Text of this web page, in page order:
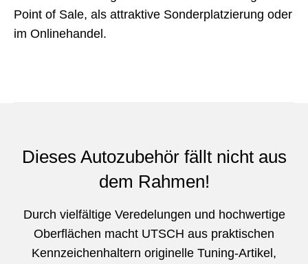
Point of Sale, als attraktive Sonderplatzierung oder
im Onlinehandel.
Dieses Autozubehör fällt nicht aus
dem Rahmen!
Durch vielfältige Veredelungen und hochwertige
Oberflächen macht UTSCH aus praktischen
Kennzeichenhaltern originelle Tuning-Artikel,